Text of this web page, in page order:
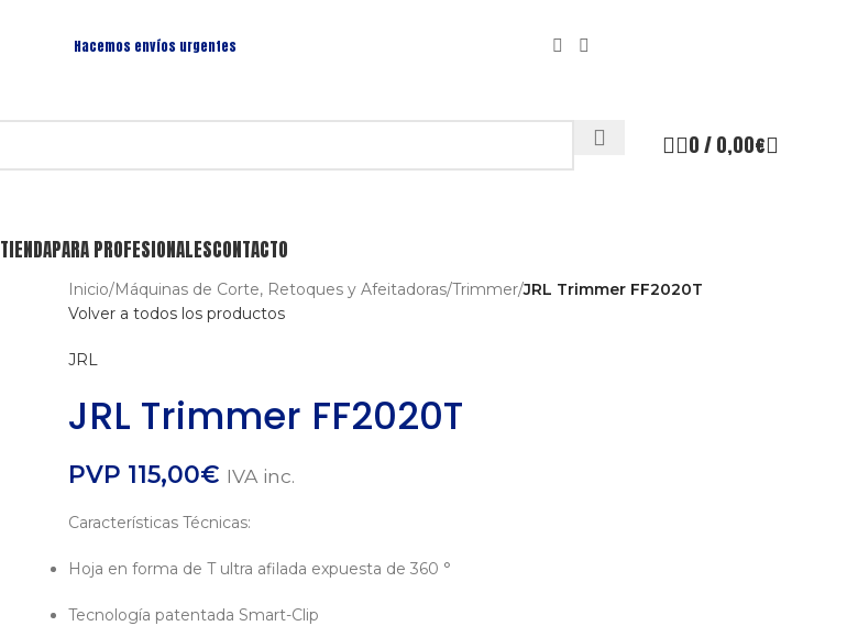
Hacemos envíos urgentes
0/ 0,00€
TIENDAPARA PROFESIONALESCONTACTO
Inicio/Máquinas de Corte, Retoques y Afeitadoras/Trimmer/JRL Trimmer FF2020T
Volver a todos los productos
JRL
JRL Trimmer FF2020T
PVP 115,00€ IVA inc.
Características Técnicas:
Hoja en forma de T ultra afilada expuesta de 360 ​​°
Tecnología patentada Smart-Clip